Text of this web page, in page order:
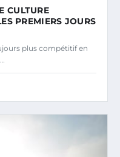
CULTURE
PREMIERS JOURS
plus compétitif en